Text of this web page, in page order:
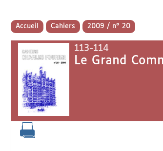
Accueil Cahiers 2009 / n° 20
113-114
Le Grand